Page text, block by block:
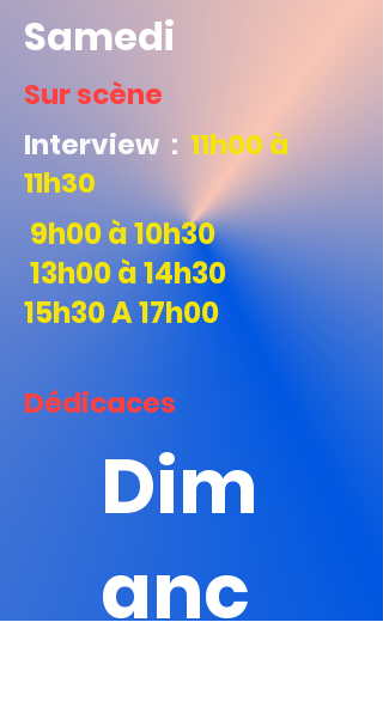
Samedi
Sur scène
Interview : 11h00 à
11h30
9h00 à 10h30
13h00 à 14h30
15h30 A 17h00
Dédicaces
Dim
anc